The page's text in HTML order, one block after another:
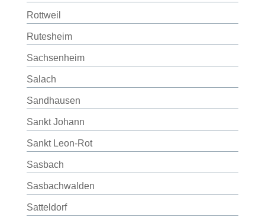
Rottweil
Rutesheim
Sachsenheim
Salach
Sandhausen
Sankt Johann
Sankt Leon-Rot
Sasbach
Sasbachwalden
Satteldorf